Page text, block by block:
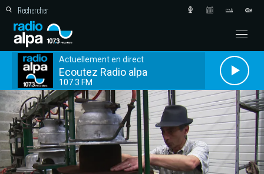
Actuellement en direct
Ecoutez Radio alpa
107.3 FM